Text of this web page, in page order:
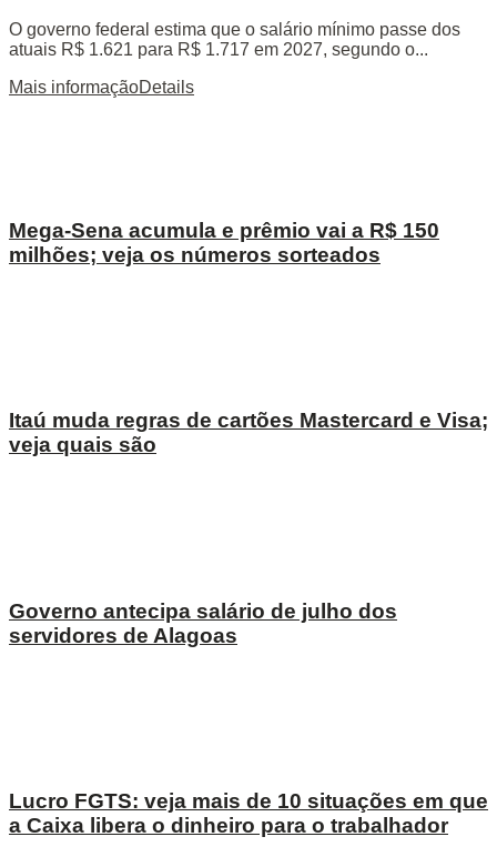
O governo federal estima que o salário mínimo passe dos
atuais R$ 1.621 para R$ 1.717 em 2027, segundo o...
Mais informaçãoDetails
Mega-Sena acumula e prêmio vai a R$ 150
milhões; veja os números sorteados
Itaú muda regras de cartões Mastercard e Visa;
veja quais são
Governo antecipa salário de julho dos
servidores de Alagoas
Lucro FGTS: veja mais de 10 situações em que
a Caixa libera o dinheiro para o trabalhador